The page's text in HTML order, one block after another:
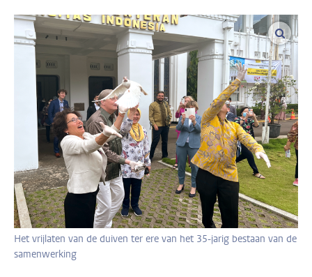
Het vrijlaten van de duiven ter ere van het 35-jarig bestaan van de
samenwerking